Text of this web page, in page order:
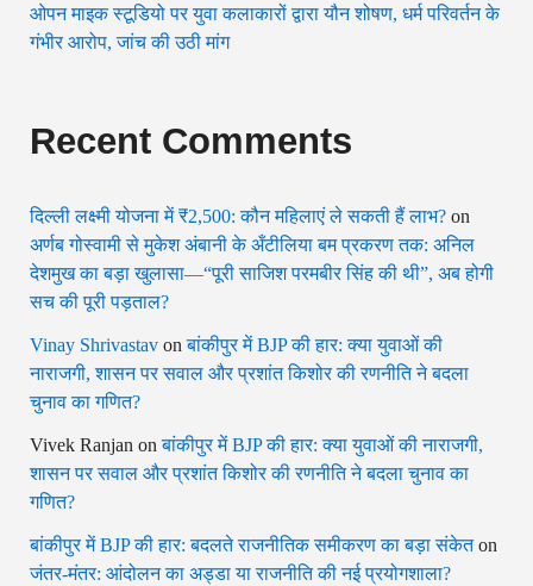
ओपन माइक स्टूडियो पर युवा कलाकारों द्वारा यौन शोषण, धर्म परिवर्तन के
गंभीर आरोप, जांच की उठी मांग
Recent Comments
दिल्ली लक्ष्मी योजना में ₹2,500: कौन महिलाएं ले सकती हैं लाभ? on
अर्णब गोस्वामी से मुकेश अंबानी के अँटीलिया बम प्रकरण तक: अनिल
देशमुख का बड़ा खुलासा—“पूरी साजिश परमबीर सिंह की थी”, अब होगी
सच की पूरी पड़ताल?
Vinay Shrivastav onबांकीपुर में BJP की हार: क्या युवाओं की
नाराजगी, शासन पर सवाल और प्रशांत किशोर की रणनीति ने बदला
चुनाव का गणित?
Vivek Ranjan onबांकीपुर में BJP की हार: क्या युवाओं की नाराजगी,
शासन पर सवाल और प्रशांत किशोर की रणनीति ने बदला चुनाव का
गणित?
बांकीपुर में BJP की हार: बदलते राजनीतिक समीकरण का बड़ा संकेतon
जंतर-मंतर: आंदोलन का अड्डा या राजनीति की नई प्रयोगशाला?